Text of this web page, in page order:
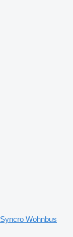
Wohnbus